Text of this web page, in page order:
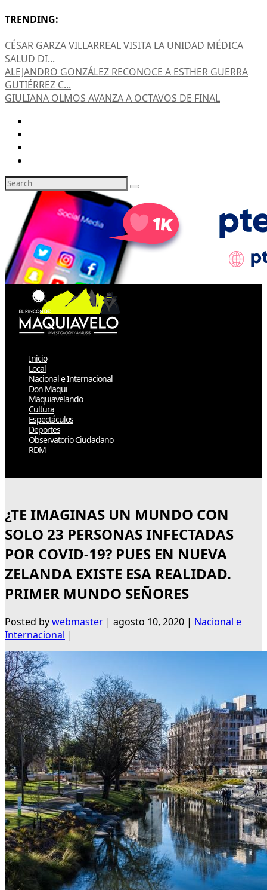
TRENDING:
CÉSAR GARZA VILLARREAL VISITA LA UNIDAD MÉDICA
SALUD DI...
ALEJANDRO GONZÁLEZ RECONOCE A ESTHER GUERRA
GUTIÉRREZ C...
GIULIANA OLMOS AVANZA A OCTAVOS DE FINAL
Inicio
Local
Nacional e Internacional
Don Maqui
Maquiavelando
Cultura
Espectáculos
Deportes
Observatorio Ciudadano
RDM
¿TE IMAGINAS UN MUNDO CON
SOLO 23 PERSONAS INFECTADAS
POR COVID-19? PUES EN NUEVA
ZELANDA EXISTE ESA REALIDAD.
PRIMER MUNDO SEÑORES
Posted bywebmaster | agosto 10, 2020 | Nacional e
Internacional |